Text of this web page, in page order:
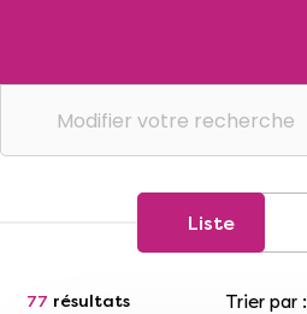
Modifier votre recherche
Liste
77 résultats Trier par :